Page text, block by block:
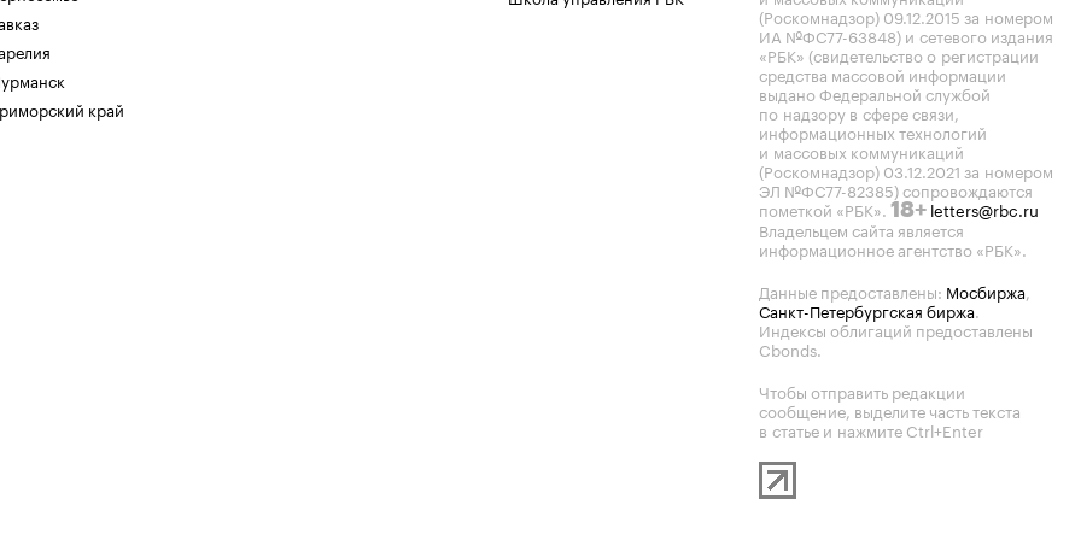
край
(Роскомнадзор) 09.12.2015 за номером
ИА №ФС77-63848) и сетевого издания
«РБК» (свидетельство о регистрации
средства массовой информации
выдано Федеральной службой
по надзору в сфере связи,
информационных технологий
и массовых коммуникаций
(Роскомнадзор) 03.12.2021 за номером
ЭЛ №ФС77-82385) сопровождаются
пометкой «РБК». 18+ letters@rbc.ru
Владельцем сайта является
информационное агентство «РБК».
Данные предоставлены: Мосбиржа,
Санкт-Петербургская биржа.
Индексы облигаций предоставлены
Cbonds.
Чтобы отправить редакции
сообщение, выделите часть текста
в статье и нажмите Ctrl+Enter